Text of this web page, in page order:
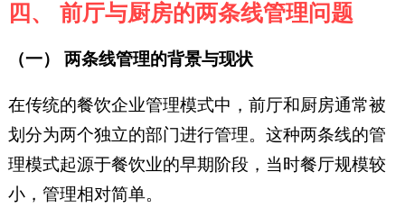
四、 前厅与厨房的两条线管理问题
（一） 两条线管理的背景与现状
在传统的餐饮企业管理模式中，前厅和厨房通常被
划分为两个独立的部门进行管理。这种两条线的管
理模式起源于餐饮业的早期阶段，当时餐厅规模较
小，管理相对简单。